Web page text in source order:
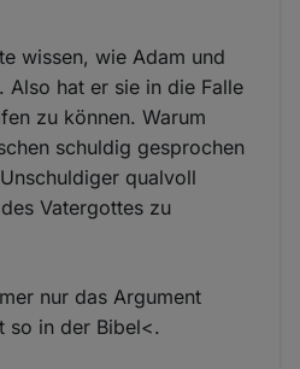
wissen, wie Adam und
Also hat er sie in die Falle
zu können. Warum
schuldig gesprochen
qualvoll
Vatergottes zu
nur das Argument
so in der Bibel<.